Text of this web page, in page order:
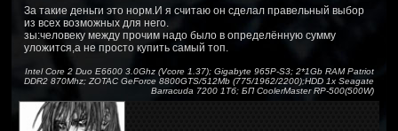
За такие деньги это норм.И я считаю он сделал правельный выбор
из всех возможных для него.
зы:человеку между прочим надо было в определённую сумму
уложится,а не просто купить самый топ.
Intel Core 2 Duo E6600 3.0Ghz (Vcore 1.37); Gigabyte 965P-S3; 2*1Gb RAM Patriot
DDR2 870Mhz; ZOTAC GeForce 8800GTS/512Mb (775/1962/2200);HDD 1x Seagate
Barracuda 7200 1Тб; БП CoolerMaster RP-500(500W)